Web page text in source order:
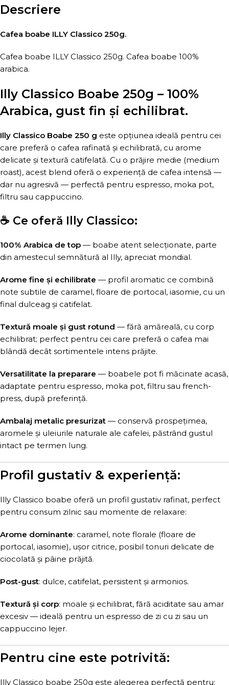
Descriere
Cafea boabe ILLY Classico 250g.
Cafea boabe ILLY Classico 250g. Cafea boabe 100%
arabica.
Illy Classico Boabe 250g – 100%
Arabica, gust fin și echilibrat.
Illy Classico Boabe 250 g este opțiunea ideală pentru cei
care preferă o cafea rafinată și echilibrată, cu arome
delicate și textură catifelată. Cu o prăjire medie (medium
roast), acest blend oferă o experiență de cafea intensă —
dar nu agresivă — perfectă pentru espresso, moka pot,
filtru sau cappuccino.
☕ Ce oferă Illy Classico:
100% Arabica de top — boabe atent selecționate, parte
din amestecul semnătură al Illy, apreciat mondial.
Arome fine și echilibrate — profil aromatic ce combină
note subtile de caramel, floare de portocal, iasomie, cu un
final dulceag și catifelat.
Textură moale și gust rotund — fără amăreală, cu corp
echilibrat; perfect pentru cei care preferă o cafea mai
blândă decât sortimentele intens prăjite.
Versatilitate la preparare — boabele pot fi măcinate acasă,
adaptate pentru espresso, moka pot, filtru sau french-
press, după preferință.
Ambalaj metalic presurizat — conservă prospețimea,
aromele și uleiurile naturale ale cafelei, păstrând gustul
intact pe termen lung.
Profil gustativ & experiență:
Illy Classico boabe oferă un profil gustativ rafinat, perfect
pentru consum zilnic sau momente de relaxare:
Arome dominante: caramel, note florale (floare de
portocal, iasomie), ușor citrice, posibil tonuri delicate de
ciocolată și pâine prăjită.
Post-gust: dulce, catifelat, persistent și armonios.
Textură și corp: moale și echilibrat, fără aciditate sau amar
excesiv — ideală pentru un espresso de zi cu zi sau un
cappuccino lejer.
Pentru cine este potrivită:
Illy Classico boabe 250g este alegerea perfectă pentru: